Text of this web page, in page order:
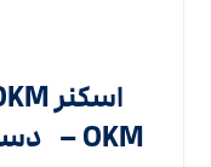
اسکنر OKM –
OKM –